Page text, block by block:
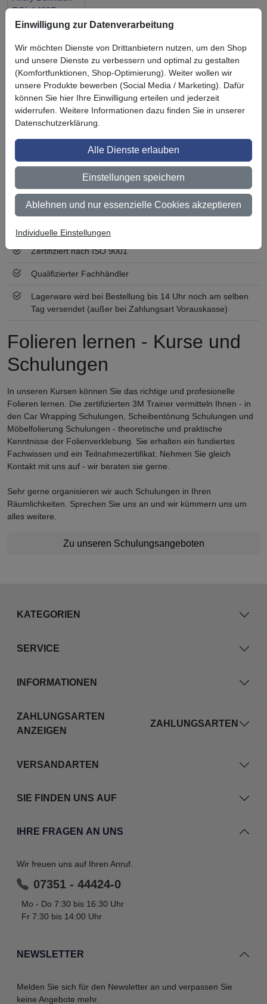
DOL 1460Z
glänzend
Symbol
Vorteil
Ihre Vorteile bei uns
3M BestPartner Commercial Solutions
Preisschutz für unsere Kunden
Keine Mindestbestellmenge
Ab 300 € Nettowarenwert versandkostenfrei (innerhalb
Deutschland)
Zertifiziert nach ISO 9001
Qualifizierter Fachhändler
Lagerware wird bei Bestellung bis 14 Uhr noch am selben
Tag versendet (außer bei Zahlungsart Vorauskasse)
Folieren lernen - Kurse und
Schulungen
In unseren Kursen können Sie das richtige und profesionelle
Folieren lernen. Die zertifizierten 3M Trainer vermitteln Ihnen - in
den Car Wrapping Schulungen, Scheibentönung Schulungen und
Möbelfolierung Schulungen - theoretische und praktische
Kenntnisse der Folienverklebung. Sie erhalten ein fundiertes
Fachwissen und ein Teilnahmezertifikat. Nehmen Sie gleich
Kontakt mit uns auf - wir beraten sie gerne.
Sehr gerne organisieren wir auch Schulungen in Ihren
Räumlichkeiten. Sprechen Sie uns an und wir kümmern uns um
alles weitere.
Zu unseren Schulungsangeboten
KATEGORIEN
SERVICE
INFORMATIONEN
NEWSLETTER
Melden Sie sich für den Newsletter an und verpassen Sie
keine Angebote mehr.
ZAHLUNGSARTEN
ANZEIGEN
ZAHLUNGSARTEN
VERSANDARTEN
SIE FINDEN UNS AUF
IHRE FRAGEN AN UNS
Wir freuen uns auf Ihren Anruf.
07351 - 44424-0
Mo - Do 7:30 bis 16:30 Uhr
Fr 7:30 bis 14:00 Uhr
Einwilligung zur Datenverarbeitung
Wir möchten Dienste von Drittanbietern nutzen, um den Shop
und unsere Dienste zu verbessern und optimal zu gestalten
(Komfortfunktionen, Shop-Optimierung). Weiter wollen wir
unsere Produkte bewerben (Social Media / Marketing). Dafür
können Sie hier Ihre Einwilligung erteilen und jederzeit
widerrufen. Weitere Informationen dazu finden Sie in unserer
Datenschutzerklärung.
Alle Dienste erlauben
Einstellungen speichern
Ablehnen und nur essenzielle Cookies akzeptieren
Individuelle Einstellungen